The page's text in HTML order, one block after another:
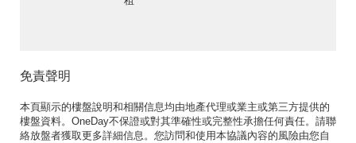
免責聲明
本頁顯示的樓盤說明和相關信息均由地產代理或業主或第三方提供的
樓盤資料。OneDay不保證或對其準確性或完整性承擔任何責任。請聯
絡放盤者獲取更多詳細信息。您訪問和使用本協議內容的風險由您自